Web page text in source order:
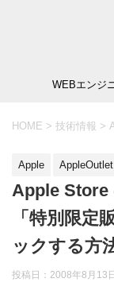
WEBエンジ
HOME > 技術情報 >
Apple AppleOutlet
Apple Store
「特別限定
ックする方
投稿日： 2008年8月13日